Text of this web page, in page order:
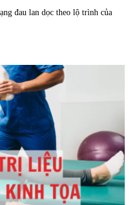
đau lan dọc theo lộ trình của